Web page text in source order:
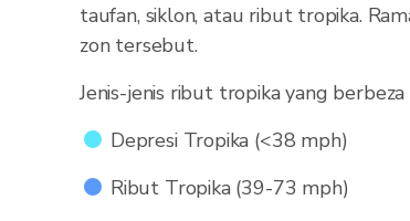
taufan, siklon, atau ribut tropika.
zon tersebut.
Jenis-jenis ribut tropika yang
Depresi Tropika (<38 mph)
Ribut Tropika (39-73 mph)